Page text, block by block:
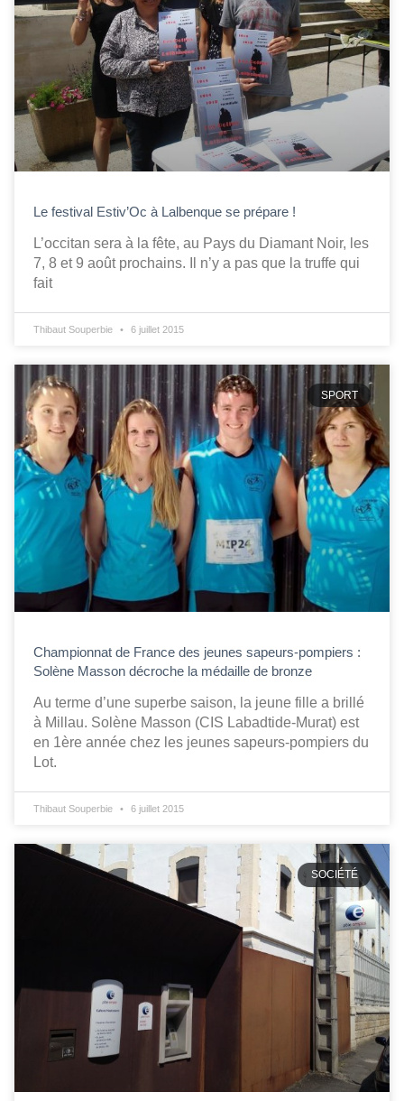
Le festival Estiv’Oc à Lalbenque se prépare !
L’occitan sera à la fête, au Pays du Diamant Noir, les
7, 8 et 9 août prochains. Il n’y a pas que la truffe qui
fait
Thibaut Souperbie 6 juillet 2015
SPORT
Championnat de France des jeunes sapeurs-pompiers :
Solène Masson décroche la médaille de bronze
Au terme d’une superbe saison, la jeune fille a brillé
à Millau. Solène Masson (CIS Labadtide-Murat) est
en 1ère année chez les jeunes sapeurs-pompiers du
Lot.
Thibaut Souperbie 6 juillet 2015
SOCIÉTÉ